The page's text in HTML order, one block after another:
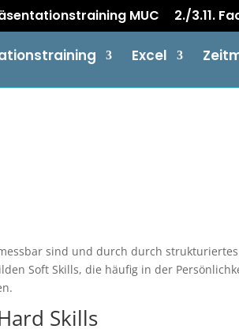
MUC 2./3.11.
Excel
sind und durch durch strukturiertes
Soft Skills, die häufig in der
Skills